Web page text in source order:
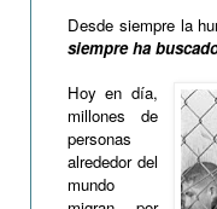
Desde siempre la
siempre ha
Hoy en día,
millones de
personas
alrededor del
mundo